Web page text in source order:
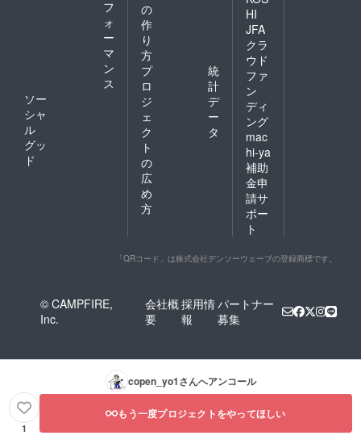
フ
ォ
ー
マ
ン
ス
ソー
シャ
ル
グッ
ド
の
作
り
方
プ
ロ
ジ
ェ
ク
ト
の
広
め
方
統
計
デ
ー
タ
HI
JFA
クラ
ウド
ファ
ン
ディ
ング
mac
hi-ya
補助
金申
請サ
ポー
ト
「QRコード」は株式会社デンソーウェーブの登録商標です。
© CAMPFIRE,
Inc.
会社概
要
採用情
報
パートナー
募集
copen_yo1さんへアンコール
1
もう一度プロジェクトをやってほしい